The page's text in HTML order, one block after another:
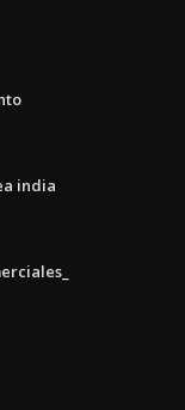
india